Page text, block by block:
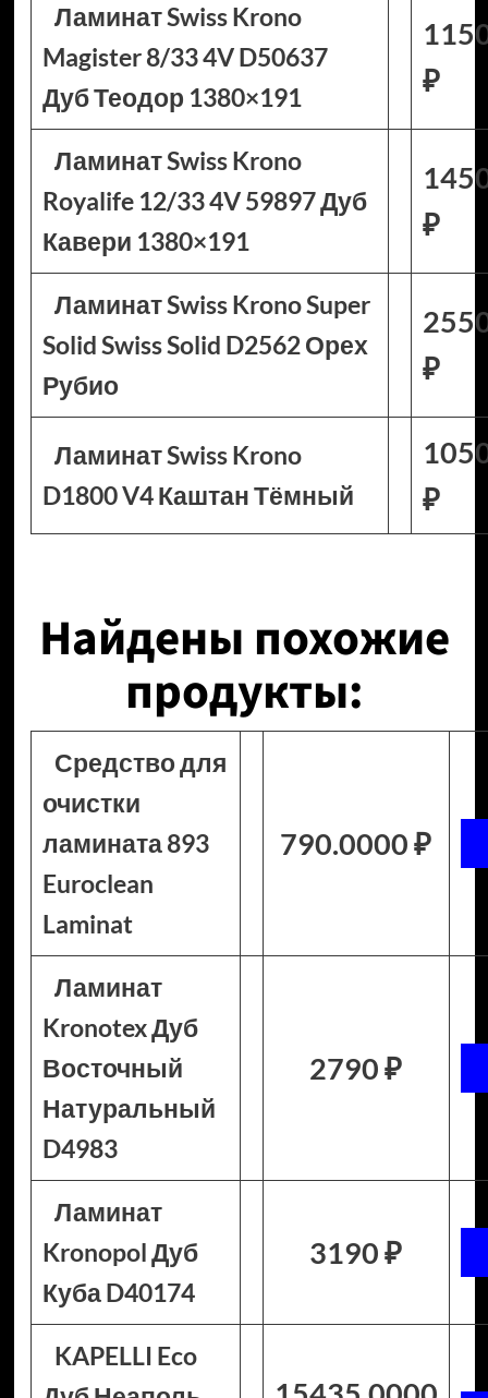
Ламинат Swiss Krono
Magister 8/33 4V D50637
Дуб Теодор 1380×191
₽
Ламинат Swiss Krono
Royalife 12/33 4V 59897 Дуб
Кавери 1380×191
₽
Ламинат Swiss Krono Super
Solid Swiss Solid D2562 Орех
Рубио
₽
Ламинат Swiss Krono
D1800 V4 Каштан Тёмный
₽
Найдены похожие
продукты:
Средство для
очистки
ламината 893
Euroclean
Laminat
790.0000 ₽
Ламинат
Kronotex Дуб
Восточный
Натуральный
D4983
2790 ₽
Ламинат
Kronopol Дуб
Куба D40174
3190 ₽
KAPELLI Eco